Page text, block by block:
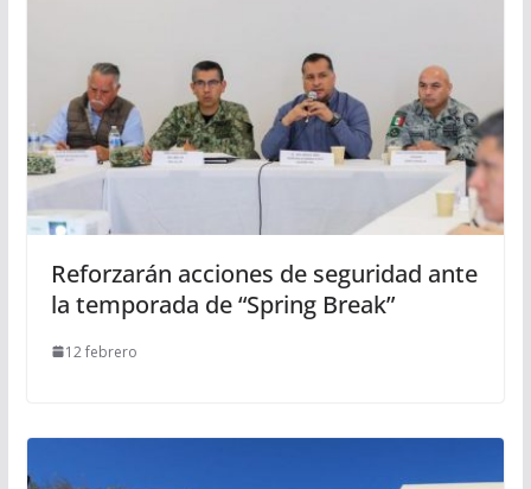
Reforzarán acciones de seguridad ante
la temporada de “Spring Break”
12 febrero